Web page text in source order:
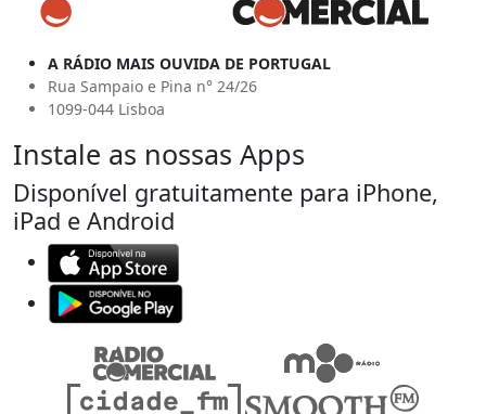
A RÁDIO MAIS OUVIDA DE PORTUGAL
Rua Sampaio e Pina n° 24/26
1099-044 Lisboa
Instale as nossas Apps
Disponível gratuitamente para iPhone,
iPad e Android